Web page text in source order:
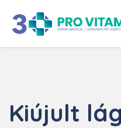
Kiújult